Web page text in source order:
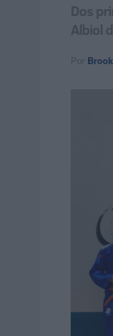
Dos
Albiol
Por